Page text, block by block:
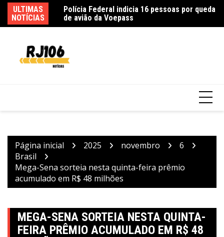
para
o
ULTIMAS
NOTÍCIAS
e município
Polícia Federal indicia 16 pessoas por queda
de avião da Voepass
Página inicial 2025 novembro
6
Brasil
Mega-Sena sorteia nesta quinta-feira prêmio
acumulado em R$ 48 milhões
MEGA-SENA SORTEIA NESTA QUINTA-
FEIRA PRÊMIO ACUMULADO EM R$ 48